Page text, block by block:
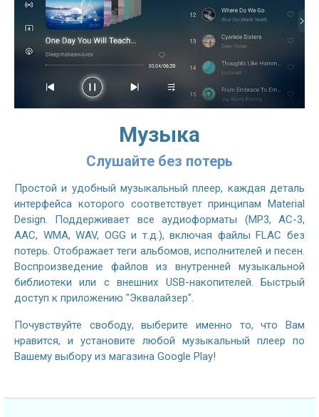
Музыка
Слушайте без потерь
Простой и удобный музыкальный плеер, каждая деталь
интерфейса которого соответствует принципам Material
Design. Поддерживает все аудиоформаты (MP3, AC-3,
AAC, WMA, WAV, OGG и т.д.), включая файлы FLAC без
потерь. Отображает теги альбомов, исполнителей и песен.
Воспроизведение файлов из внутренней музыкальной
библиотеки или с внешних USB-накопителей. Быстрый
доступ к приложению "Эквалайзер".
Почувствуйте свободу, выберите именно то, что Вам
нравится, и установите любой музыкальный плеер по
Вашему выбору из магазина Google Play!